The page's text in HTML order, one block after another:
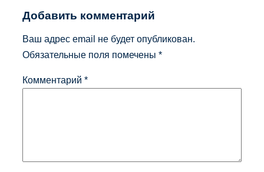
Добавить комментарий
Ваш адрес email не будет опубликован.
Обязательные поля помечены *
Комментарий *